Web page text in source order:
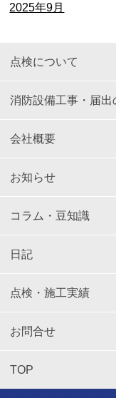
2025年9月
点検について
消防設備工事・届出
会社概要
お知らせ
コラム・豆知識
日記
点検・施工実績
お問合せ
TOP